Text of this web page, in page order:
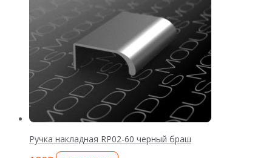
Ручка накладная RP02-60 черный браш